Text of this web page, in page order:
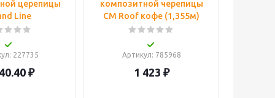
церепицы
Line
: 227735
₽
композитной черепицы
CM Roof кофе (1,355м)
Артикул: 785968
1 423 ₽